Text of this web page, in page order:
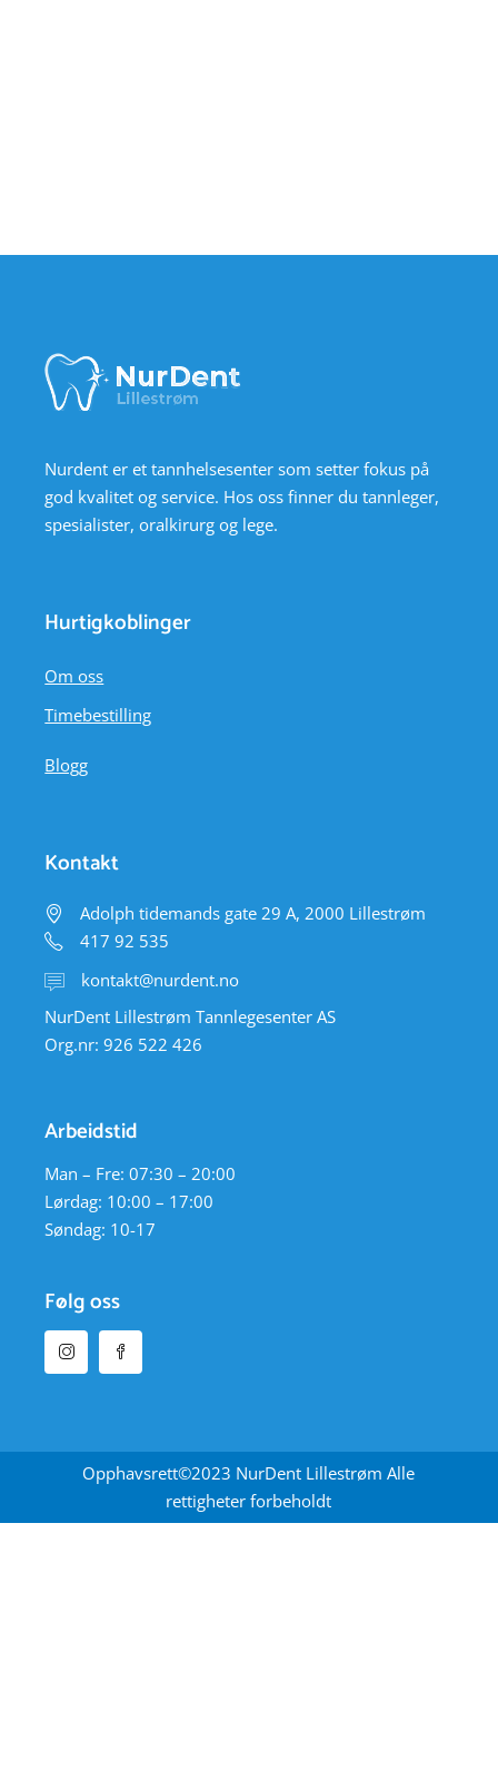
Nurdent er et tannhelsesenter som setter fokus på
god kvalitet og service. Hos oss finner du tannleger,
spesialister, oralkirurg og lege.
Hurtigkoblinger
Om oss
Timebestilling
Blogg
Kontakt
Adolph tidemands gate 29 A, 2000 Lillestrøm
417 92 535
kontakt@nurdent.no
NurDent Lillestrøm Tannlegesenter AS
Org.nr: 926 522 426
Arbeidstid
Man – Fre: 07:30 – 20:00
Lørdag: 10:00 – 17:00
Søndag: 10-17
Følg oss
Opphavsrett©2023 NurDent Lillestrøm Alle
rettigheter forbeholdt